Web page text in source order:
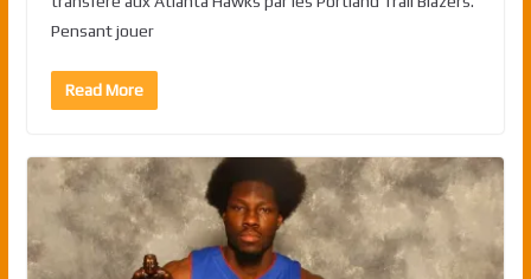
Pensant jouer
Read More